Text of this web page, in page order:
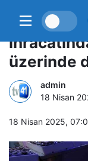
20 ülkeye
üzerinde
admin
18 Nisan
18 Nisan 2025,